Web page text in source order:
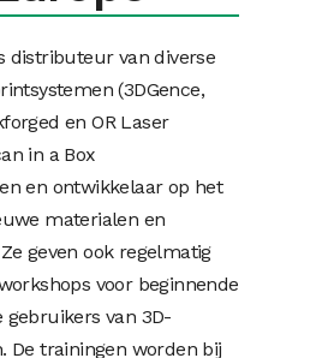
distributeur van diverse
(3DGence,
en OR Laser
in a Box
en ontwikkelaar op het
materialen en
geven ook regelmatig
voor beginnende
gebruikers van 3D-
De trainingen worden bij